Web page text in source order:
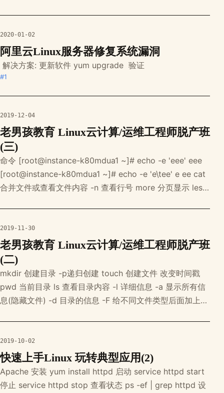
2020-01-02
阿里云Linux服务器修复系统漏洞
￼ 解决方案: 更新软件 yum upgrade ￼ 验证 ￼ ￼
#1
2019-12-04
老男孩教育 Linux云计算/运维工程师脱产班
(三)
命令 [root@instance-k80mdua1 ~]# echo -e 'eee' eee
[root@instance-k80mdua1 ~]# echo -e 'e\tee' e ee cat
合并文件或查看文件内容 -n 查看行号 more 分页显示 less
2019-11-30
老男孩教育 Linux云计算/运维工程师脱产班
(二)
mkdir 创建目录 -p递归创建 touch 创建文件 改变时间戳
pwd 当前目录 ls 查看目录内容 -l 详细信息 -a 显示所有信
息(隐藏文件) -d 目录的信息 -F 给不同文件类型后面加上不
有三
2019-10-02
快速上手Linux 玩转典型应用(2)
Apache 安装 yum install httpd 启动 service httpd start
停止 service httpd stop 查看状态 ps -ef | grep httpd 设